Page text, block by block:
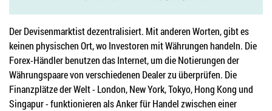
Der Devisenmarktist dezentralisiert. Mit anderen Worten, gibt es
keinen physischen Ort, wo Investoren mit Währungen handeln. Die
Forex-Händler benutzen das Internet, um die Notierungen der
Währungspaare von verschiedenen Dealer zu überprüfen. Die
Finanzplätze der Welt - London, New York, Tokyo, Hong Kong und
Singapur - funktionieren als Anker für Handel zwischen einer